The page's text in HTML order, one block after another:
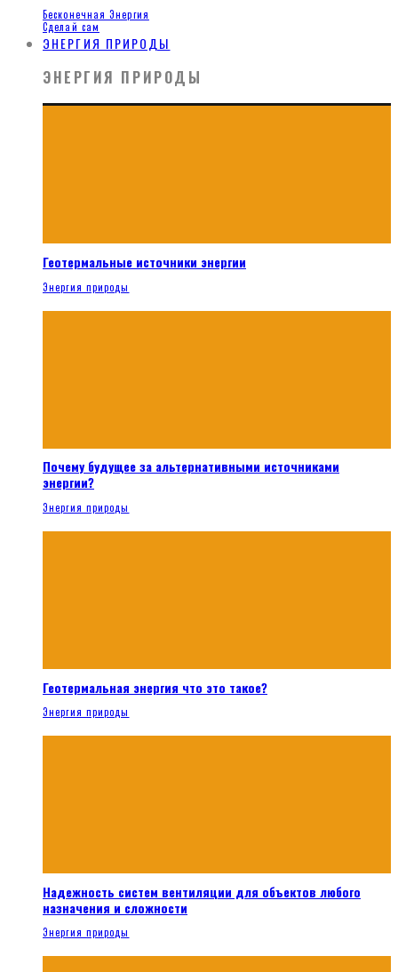
Бесконечная Энергия
Сделай сам
ЭНЕРГИЯ ПРИРОДЫ
ЭНЕРГИЯ ПРИРОДЫ
Геотермальные источники энергии
Энергия природы
Почему будущее за альтернативными источниками
энергии?
Энергия природы
Геотермальная энергия что это такое?
Энергия природы
Надежность систем вентиляции для объектов любого
назначения и сложности
Энергия природы